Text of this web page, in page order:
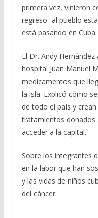
primera vez, vinieron
regreso -al pueblo
está pasando en Cuba.
El Dr. Andy
hospital Juan Manuel
medicamentos que
la isla. Explicó cómo
de todo el país y
tratamientos donados
acceder a la capital.
Sobre los integrantes
en la labor que han
y las vidas de niños
del cáncer.